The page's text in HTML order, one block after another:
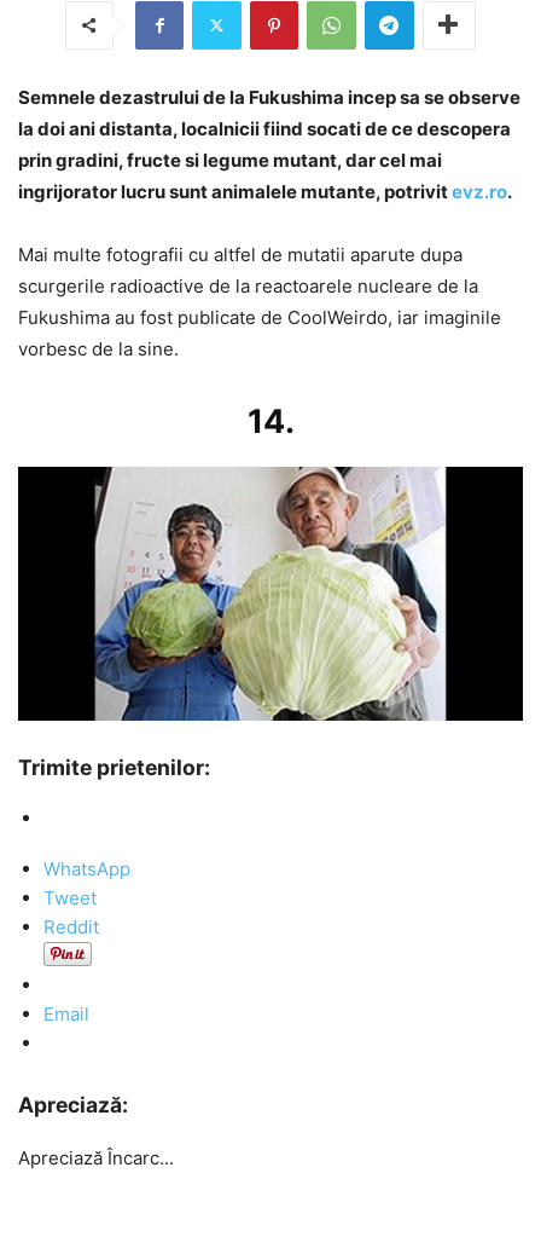
Semnele dezastrului de la Fukushima incep sa se observe
la doi ani distanta, localnicii fiind socati de ce descopera
prin gradini, fructe si legume mutant, dar cel mai
ingrijorator lucru sunt animalele mutante, potrivitevz.ro.
Mai multe fotografii cu altfel de mutatii aparute dupa
scurgerile radioactive de la reactoarele nucleare de la
Fukushima au fost publicate de CoolWeirdo, iar imaginile
vorbesc de la sine.
14.
Trimite prietenilor:
WhatsApp
Tweet
Reddit
Email
Apreciază:
Apreciază Încarc...